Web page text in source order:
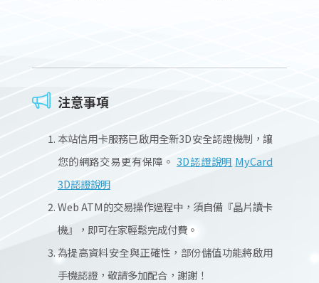
注意事項
本站信用卡服務已啟用全新3D安全認證機制，讓
您的網路交易更有保障。3D認證說明 MyCard
3D認證說明
Web ATM的交易操作過程中，須自備『晶片讀卡
機』，即可在家輕鬆完成付費。
為提高資料安全與正確性，部份儲值功能將啟用
手機認證，敬請多加配合，謝謝！